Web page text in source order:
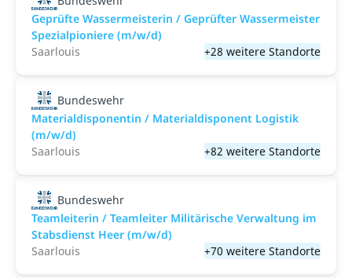
Geprüfte Wassermeisterin / Geprüfter Wassermeister
Spezialpioniere (m/w/d)
Saarlouis
+28 weitere Standorte
Bundeswehr
Materialdisponentin / Materialdisponent Logistik
(m/w/d)
Saarlouis
+82 weitere Standorte
Bundeswehr
Teamleiterin / Teamleiter Militärische Verwaltung im
Stabsdienst Heer (m/w/d)
Saarlouis
+70 weitere Standorte